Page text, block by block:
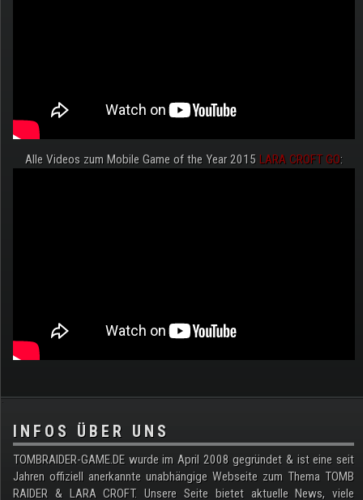
Alle Videos zum Mobile Game of the Year 2015 LARA CROFT GO:
.
INFOS ÜBER UNS
TOMBRAIDER-GAME.DE wurde im April 2008 gegründet & ist eine seit
Jahren offiziell anerkannte unabhängige Webseite zum Thema TOMB
RAIDER & LARA CROFT. Unsere Seite bietet aktuelle News, viele